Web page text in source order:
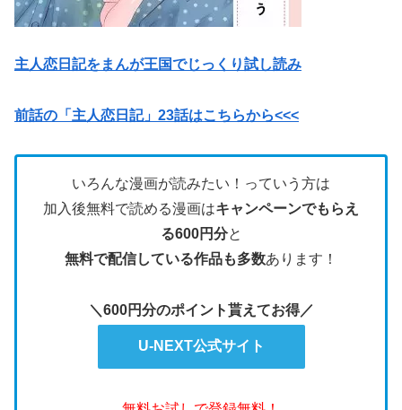
主人恋日記をまんが王国でじっくり試し読み
前話の「主人恋日記」23話はこちらから<<<
いろんな漫画が読みたい！っていう方は
加入後無料で読める漫画はキャンペーンでもらえ
る600円分と
無料で配信している作品も多数あります！
＼600円分のポイント貰えてお得／
U-NEXT公式サイト